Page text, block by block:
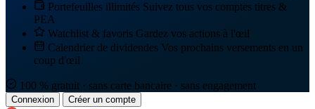
Portefeuilles illimités Suivez tous vos comptes titres &
PEA
Watchlist & favoris Gardez vos actions à l'œil
Calendrier de dividendes Vos prochains versements en un
coup d'œil
100 % gratuit · sans carte bancaire · sans engagement
Connexion Créer un compte